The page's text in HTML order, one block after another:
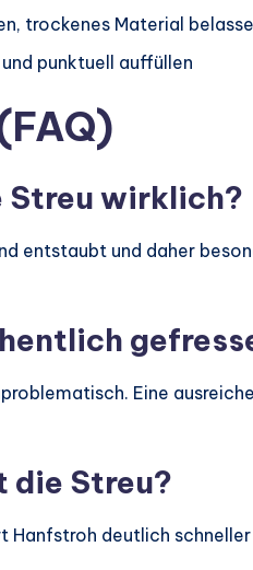
trockenes Material
punktuell auffüllen
Streu wirklich?
entstaubt und daher
Eine
die Streu?
Hanfstroh deutlich